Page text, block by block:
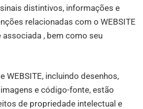
distintivos, informações e
relacionadas com o WEBSITE
associada , bem como seu
WEBSITE, incluindo desenhos,
e código-fonte, estão
de propriedade intelectual e